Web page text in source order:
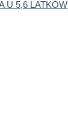
U 5,6 LATKÓW